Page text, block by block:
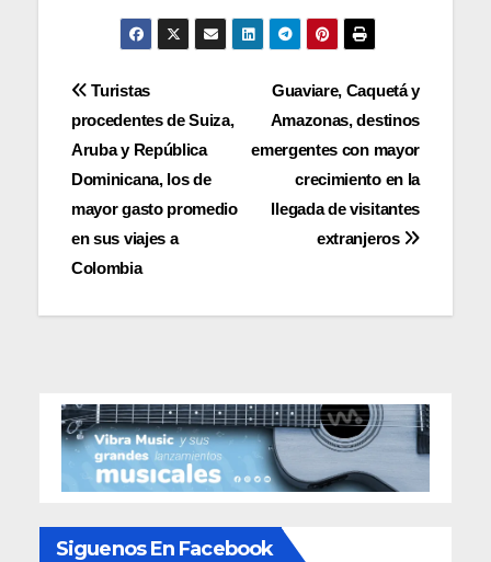
Navegación
de
entradas
Guaviare, Caquetá y
Amazonas, destinos
emergentes con mayor
crecimiento en la
llegada de visitantes
extranjeros
Turistas
procedentes de Suiza,
Aruba y República
Dominicana, los de
mayor gasto promedio
en sus viajes a
Colombia
Siguenos En Facebook